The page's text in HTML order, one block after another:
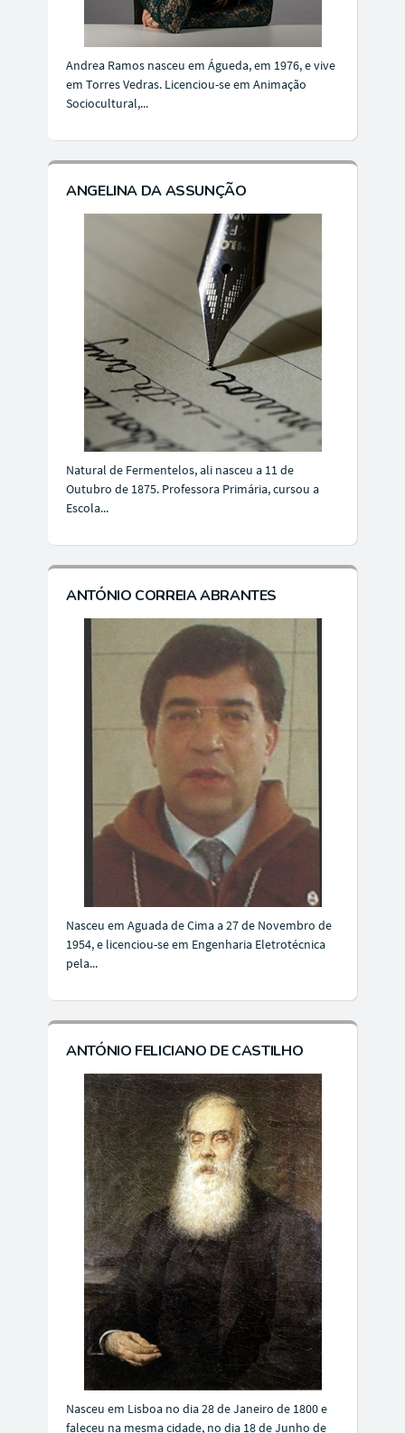
Andrea Ramos nasceu em Águeda, em 1976, e vive
em Torres Vedras. Licenciou-se em Animação
Sociocultural,...
ANGELINA DA ASSUNÇÃO
Natural de Fermentelos, ali nasceu a 11 de
Outubro de 1875. Professora Primária, cursou a
Escola...
ANTÓNIO CORREIA ABRANTES
Nasceu em Aguada de Cima a 27 de Novembro de
1954, e licenciou-se em Engenharia Eletrotécnica
pela...
ANTÓNIO FELICIANO DE CASTILHO
Nasceu em Lisboa no dia 28 de Janeiro de 1800 e
faleceu na mesma cidade, no dia 18 de Junho de